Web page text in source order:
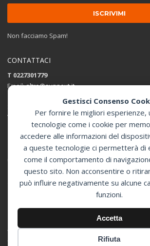
Gestisci Consenso
Per fornire le migliori esperienze,
tecnologie come i cookie per
accedere alle informazioni del
a queste tecnologie ci permetterà di
come il comportamento di
questo sito. Non acconsentire o
può influire negativamente su alcune
funzioni.
Accetta
Rifiuta
Non facciamo Spam!
CONTATTACI
T 0227301779
Email:altro@sunnext.it
Via Perugino 44 , 20093 Cologno Monzese (MI)
Apri in Google Maps
GET SOCIAL
© 2024 Sunnext
Distributore
Via Perugino 44 , 20093 Cologno Monzese (MI) -
Tutti i diritti riservati.